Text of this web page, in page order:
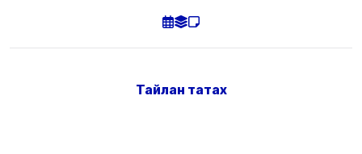
Тайлан татах